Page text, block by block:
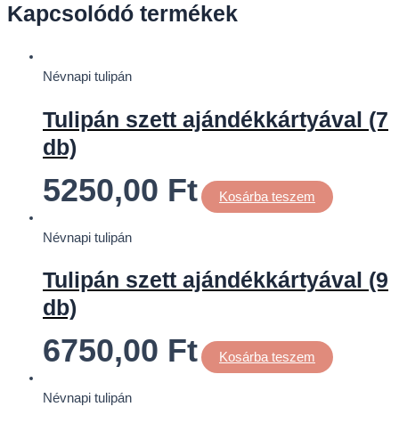
Kapcsolódó termékek
Névnapi tulipán
Tulipán szett ajándékkártyával (7
db)
5250,00 Ft Kosárba teszem
Névnapi tulipán
Tulipán szett ajándékkártyával (9
db)
6750,00 Ft Kosárba teszem
Névnapi tulipán